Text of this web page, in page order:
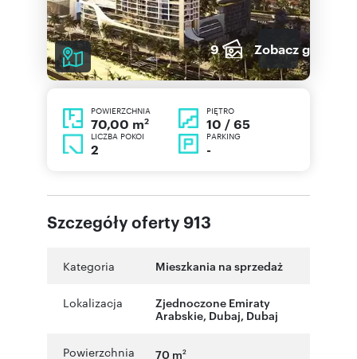
9 Zobacz galerię
POWIERZCHNIA
70,00 m2
PIĘTRO
10 / 65
LICZBA POKOI
2
PARKING
-
Szczegóły oferty 913
Kategoria Mieszkania na sprzedaż
Lokalizacja
Zjednoczone Emiraty
Arabskie, Dubaj, Dubaj
Powierzchnia
70 m2